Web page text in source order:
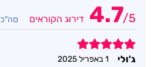
4.7/5 דירוג הקוראים סה"כ 3 חוות דעת
5
ג'ולי
1 באפריל 2025